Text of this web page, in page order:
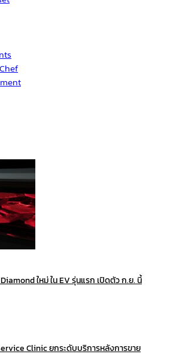
ใหม่ ใน EV รุ่นแรก เปิดตัว ก.ย. นี้
Clinic ยกระดับบริการหลังการขาย